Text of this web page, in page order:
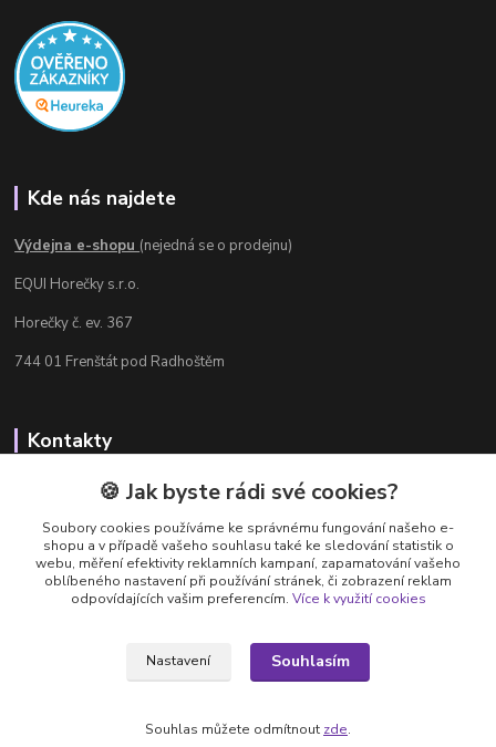
Kde nás najdete
Výdejna e-shopu (nejedná se o prodejnu)
EQUI Horečky s.r.o.
Horečky č. ev. 367
744 01 Frenštát pod Radhoštěm
Kontakty
Radka Chamrádová
+420 737 484 708
Výdejna e-shopu: Po-Ne, 8-20 hod.
info@equi-horecky.cz
Frenštát pod Radhoštěm, C 93460 vedená u Krajského soudu v Ostravě
🍪 Jak byste rádi své cookies?
Soubory cookies používáme ke správnému fungování našeho e-
shopu a v případě vašeho souhlasu také ke sledování statistik o
webu, měření efektivity reklamních kampaní, zapamatování vašeho
oblíbeného nastavení při používání stránek, či zobrazení reklam
odpovídajících vašim preferencím. Více k využití cookies
Nastavení Souhlasím
Souhlas můžete odmítnout zde.